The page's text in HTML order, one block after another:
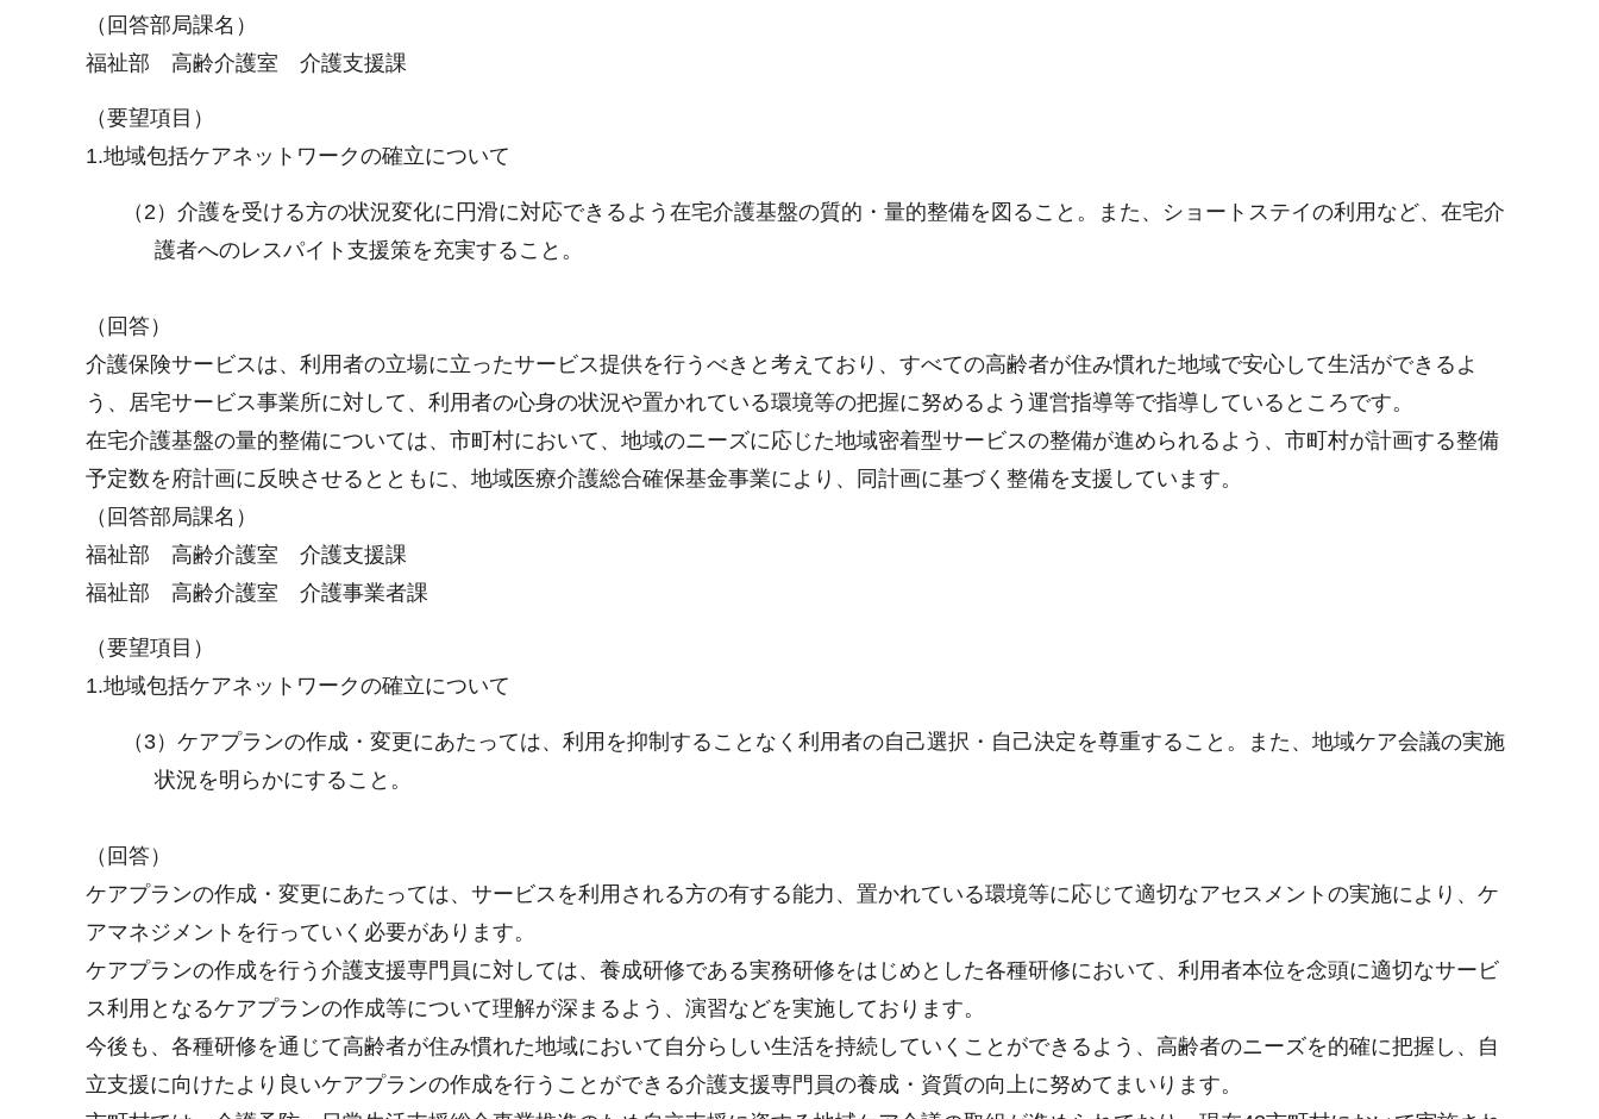
（回答部局課名）
福祉部 高齢介護室 介護支援課
（要望項目）
1.地域包括ケアネットワークの確立について
（2）介護を受ける方の状況変化に円滑に対応できるよう在宅介護基盤の質的・量的整備を図ること。また、ショートステイの利用など、在宅介
護者へのレスパイト支援策を充実すること。
（回答）
介護保険サービスは、利用者の立場に立ったサービス提供を行うべきと考えており、すべての高齢者が住み慣れた地域で安心して生活ができるよ
う、居宅サービス事業所に対して、利用者の心身の状況や置かれている環境等の把握に努めるよう運営指導等で指導しているところです。
在宅介護基盤の量的整備については、市町村において、地域のニーズに応じた地域密着型サービスの整備が進められるよう、市町村が計画する整備
予定数を府計画に反映させるとともに、地域医療介護総合確保基金事業により、同計画に基づく整備を支援しています。
（回答部局課名）
福祉部 高齢介護室 介護支援課
福祉部 高齢介護室 介護事業者課
（要望項目）
1.地域包括ケアネットワークの確立について
（3）ケアプランの作成・変更にあたっては、利用を抑制することなく利用者の自己選択・自己決定を尊重すること。また、地域ケア会議の実施
状況を明らかにすること。
（回答）
ケアプランの作成・変更にあたっては、サービスを利用される方の有する能力、置かれている環境等に応じて適切なアセスメントの実施により、ケ
アマネジメントを行っていく必要があります。
ケアプランの作成を行う介護支援専門員に対しては、養成研修である実務研修をはじめとした各種研修において、利用者本位を念頭に適切なサービ
ス利用となるケアプランの作成等について理解が深まるよう、演習などを実施しております。
今後も、各種研修を通じて高齢者が住み慣れた地域において自分らしい生活を持続していくことができるよう、高齢者のニーズを的確に把握し、自
立支援に向けたより良いケアプランの作成を行うことができる介護支援専門員の養成・資質の向上に努めてまいります。